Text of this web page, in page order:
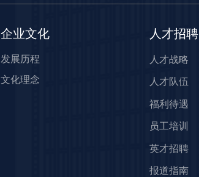
企业文化
发展历程
文化理念
人才招聘
人才战略
人才队伍
福利待遇
员工培训
英才招聘
报道指南